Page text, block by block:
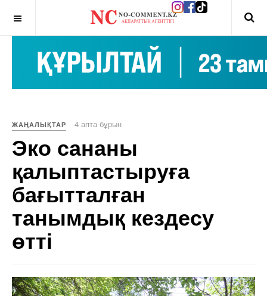
ЖАҢАЛЫҚТАР 4 апта бұрын
Эко сананы
қалыптастыруға
бағытталған
танымдық кездесу
өтті